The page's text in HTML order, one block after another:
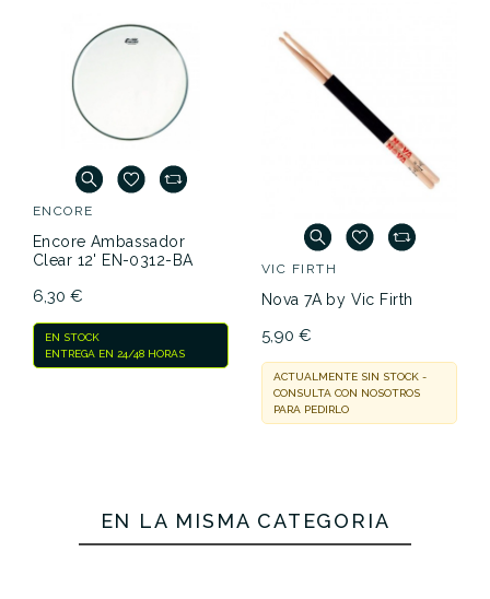
ENCORE
Encore Ambassador
Clear 12' EN-0312-BA
6,30 €
EN STOCK
ENTREGA EN 24/48 HORAS
VIC FIRTH
Nova 7A by Vic Firth
5,90 €
ACTUALMENTE SIN STOCK -
CONSULTA CON NOSOTROS
PARA PEDIRLO
EN LA MISMA CATEGORÍA